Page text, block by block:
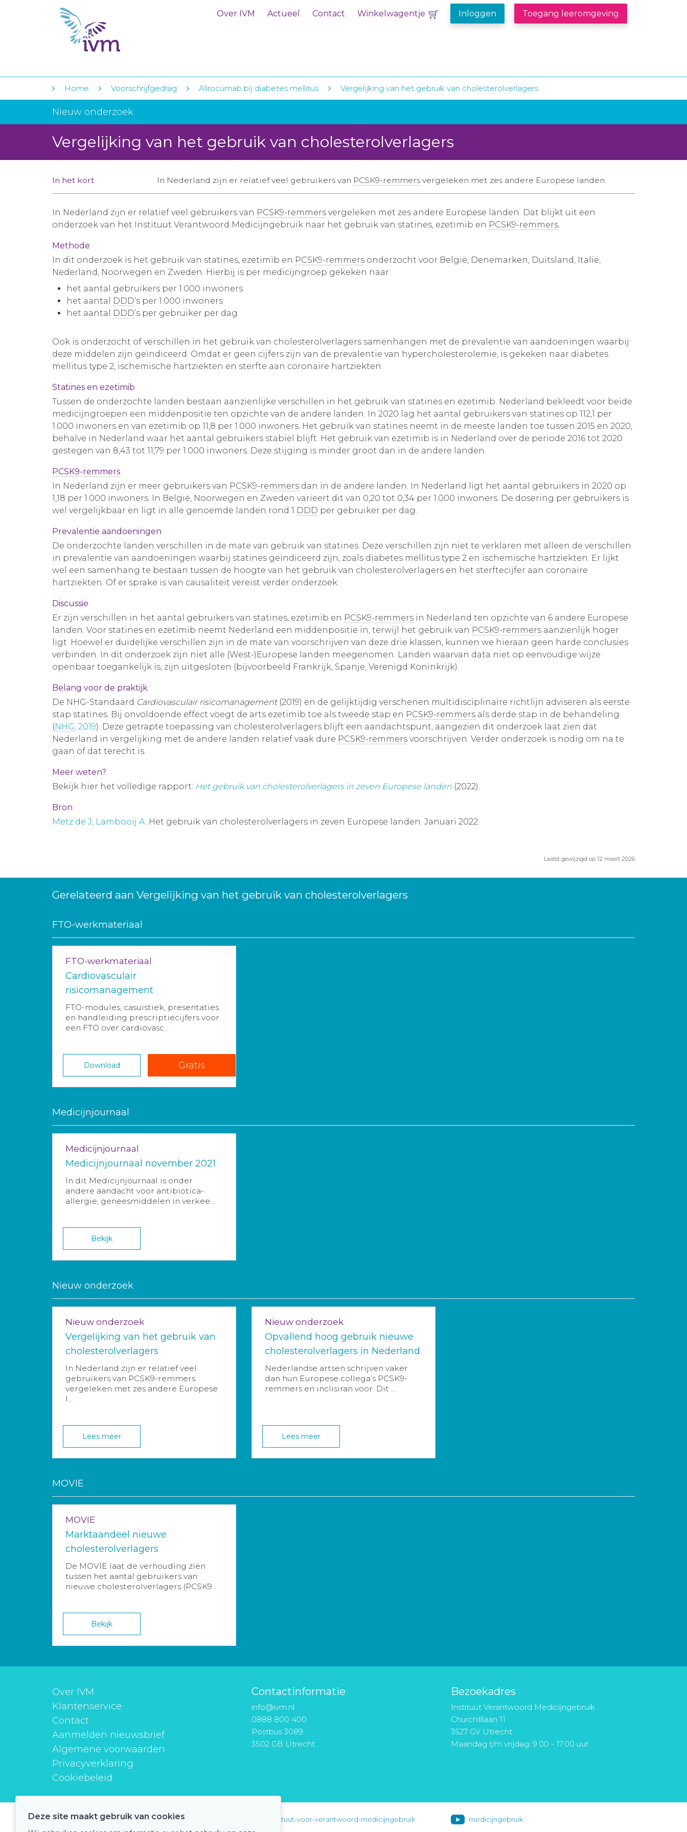
Over IVM Actueel Contact Winkelwagentje Inloggen Toegang leeromgeving
Home Voorschrijfgedrag Alirocumab bij diabetes mellitus Vergelijking van het gebruik van cholesterolverlagers
Nieuw onderzoek
Vergelijking van het gebruik van cholesterolverlagers
In het kort In Nederland zijn er relatief veel gebruikers van PCSK9-remmers vergeleken met zes andere Europese landen.
In Nederland zijn er relatief veel gebruikers van PCSK9-remmers vergeleken met zes andere Europese landen. Dat blijkt uit een
onderzoek van het Instituut Verantwoord Medicijngebruik naar het gebruik van statines, ezetimib en PCSK9-remmers.
Methode
In dit onderzoek is het gebruik van statines, ezetimib en PCSK9-remmers onderzocht voor België, Denemarken, Duitsland, Italië,
Nederland, Noorwegen en Zweden. Hierbij is per medicijngroep gekeken naar:
het aantal gebruikers per 1.000 inwoners
het aantal
DDD’s per 1.000 inwoners
het aantal
DDD’s per gebruiker per dag
Ook is onderzocht of verschillen in het gebruik van cholesterolverlagers samenhangen met de prevalentie van aandoeningen waarbij
deze middelen zijn geïndiceerd. Omdat er geen cijfers zijn van de prevalentie van hypercholesterolemie, is gekeken naar diabetes
mellitus type 2, ischemische hartziekten en sterfte aan coronaire hartziekten.
Statines en ezetimib
Tussen de onderzochte landen bestaan aanzienlijke verschillen in het gebruik van statines en ezetimib. Nederland bekleedt voor beide
medicijngroepen een middenpositie ten opzichte van de andere landen. In 2020 lag het aantal gebruikers van statines op 112,1 per
1.000 inwoners en van ezetimib op 11,8 per 1.000 inwoners. Het gebruik van statines neemt in de meeste landen toe tussen 2015 en 2020,
behalve in Nederland waar het aantal gebruikers stabiel blijft. Het gebruik van ezetimib is in Nederland over de periode 2016 tot 2020
gestegen van 8,43 tot 11,79 per 1.000 inwoners. Deze stijging is minder groot dan in de andere landen.
PCSK9-remmers
In Nederland zijn er meer gebruikers van PCSK9-remmers dan in de andere landen. In Nederland ligt het aantal gebruikers in 2020 op
1,18 per 1.000 inwoners. In België, Noorwegen en Zweden varieert dit van 0,20 tot 0,34 per 1.000 inwoners. De dosering per gebruikers is
wel vergelijkbaar en ligt in alle genoemde landen rond 1 DDD per gebruiker per dag.
Prevalentie aandoeningen
De onderzochte landen verschillen in de mate van gebruik van statines. Deze verschillen zijn niet te verklaren met alleen de verschillen
in prevalentie van aandoeningen waarbij statines geïndiceerd zijn, zoals diabetes mellitus type 2 en ischemische hartziekten. Er lijkt
wel een samenhang te bestaan tussen de hoogte van het gebruik van cholesterolverlagers en het sterftecijfer aan coronaire
hartziekten. Of er sprake is van causaliteit vereist verder onderzoek.
Discussie
Er zijn verschillen in het aantal gebruikers van statines, ezetimib en PCSK9-remmers in Nederland ten opzichte van 6 andere Europese
landen. Voor statines en ezetimib neemt Nederland een middenpositie in, terwijl het gebruik van PCSK9-remmers aanzienlijk hoger
ligt. Hoewel er duidelijke verschillen zijn in de mate van voorschrijven van deze drie klassen, kunnen we hieraan geen harde conclusies
verbinden. In dit onderzoek zijn niet alle (West-)Europese landen meegenomen. Landen waarvan data niet op eenvoudige wijze
openbaar toegankelijk is, zijn uitgesloten (bijvoorbeeld Frankrijk, Spanje, Verenigd Koninkrijk).
Belang voor de praktijk
De NHG-Standaard Cardiovasculair risicomanagement(2019) en de gelijktijdig verschenen multidisciplinaire richtlijn adviseren als eerste
stap statines. Bij onvoldoende effect voegt de arts ezetimib toe als tweede stap en PCSK9-remmers als derde stap in de behandeling
(NHG, 2019). Deze getrapte toepassing van cholesterolverlagers blijft een aandachtspunt, aangezien dit onderzoek laat zien dat
Nederland in vergelijking met de andere landen relatief vaak dure PCSK9-remmers voorschrijven. Verder onderzoek is nodig om na te
gaan of dat terecht is.
Meer weten?
Bekijk hier het volledige rapport: Het gebruik van cholesterolverlagers in zeven Europese landen (2022).
Bron
Metz de J, Lambooij A. Het gebruik van cholesterolverlagers in zeven Europese landen. Januari 2022.
Laatst gewijzigd op 12 maart 2026
Gerelateerd aan Vergelijking van het gebruik van cholesterolverlagers
FTO-werkmateriaal
FTO-werkmateriaal
Cardiovasculair
risicomanagement
FTO-modules, casuïstiek, presentaties
en handleiding prescriptiecijfers voor
een FTO over cardiovasc...
Download Gratis
Medicijnjournaal
Medicijnjournaal
Medicijnjournaal november 2021
In dit Medicijnjournaal is onder
andere aandacht voor antibiotica-
allergie, geneesmiddelen in verkee...
Bekijk
Nieuw onderzoek
Nieuw onderzoek
Vergelijking van het gebruik van
cholesterolverlagers
In Nederland zijn er relatief veel
gebruikers van PCSK9-remmers
vergeleken met zes andere Europese
l...
Lees meer
Nieuw onderzoek
Opvallend hoog gebruik nieuwe
cholesterolverlagers in Nederland
Nederlandse artsen schrijven vaker
dan hun Europese collega’s PCSK9-
remmers en inclisiran voor. Dit ...
Lees meer
MOVIE
MOVIE
Marktaandeel nieuwe
cholesterolverlagers
De MOVIE laat de verhouding zien
tussen het aantal gebruikers van
nieuwe cholesterolverlagers (PCSK9...
Bekijk
Over IVM
Klantenservice
Contact
Aanmelden nieuwsbrief
Algemene voorwaarden
Privacyverklaring
Cookiebeleid
Contactinformatie
info@ivm.nl
0888 800 400
Postbus 3089
3502 GB Utrecht
Bezoekadres
Instituut Verantwoord Medicijngebruik
Churchilllaan 11
3527 GV Utrecht
Maandag t/m vrijdag: 9.00 - 17.00 uur
instituutverantwoordmedicijngebruik instituut-voor-verantwoord-medicijngebruik medicijngebruik
Deze site maakt gebruik van cookies